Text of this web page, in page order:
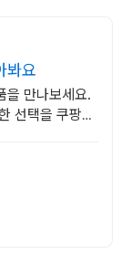
봐요
을 만나보세요.
선택을 쿠팡에